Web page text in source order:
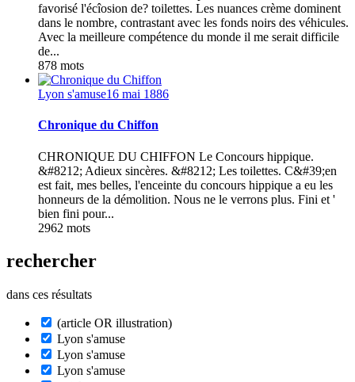
favorisé l'écîosion de? toilettes. Les nuances crème dominent
dans le nombre, contrastant avec les fonds noirs des véhicules.
Avec la meilleure compétence du monde il me serait difficile
de...
878 mots
Lyon s'amuse16 mai 1886
Chronique du Chiffon
CHRONIQUE DU CHIFFON Le Concours hippique.
&#8212; Adieux sincères. &#8212; Les toilettes. C&#39;en
est fait, mes belles, l'enceinte du concours hippique a eu les
honneurs de la démolition. Nous ne le verrons plus. Fini et '
bien fini pour...
2962 mots
rechercher
dans ces résultats
(article OR illustration)
Lyon s'amuse
Lyon s'amuse
Lyon s'amuse